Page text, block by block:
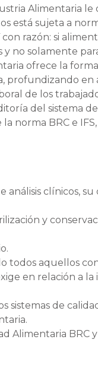
Alimentaria
está sujeta a
razón: si
no solamente
ofrece la
profundizando en
de los
del sistema de
norma BRC e
clínicos, su
y
todos aquellos
en relación a la
sistemas de
Alimentaria BRC